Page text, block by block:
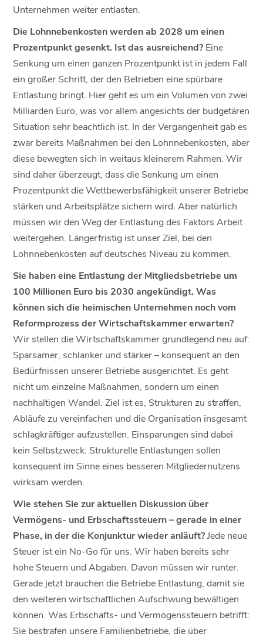
Unternehmen weiter entlasten.
Die Lohnnebenkosten werden ab 2028 um einen
Prozentpunkt gesenkt. Ist das ausreichend? Eine
Senkung um einen ganzen Prozentpunkt ist in jedem Fall
ein großer Schritt, der den Betrieben eine spürbare
Entlastung bringt. Hier geht es um ein Volumen von zwei
Milliarden Euro, was vor allem angesichts der budgetären
Situation sehr beachtlich ist. In der Vergangenheit gab es
zwar bereits Maßnahmen bei den Lohnnebenkosten, aber
diese bewegten sich in weitaus kleinerem Rahmen. Wir
sind daher überzeugt, dass die Senkung um einen
Prozentpunkt die Wettbewerbsfähigkeit unserer Betriebe
stärken und Arbeitsplätze sichern wird. Aber natürlich
müssen wir den Weg der Entlastung des Faktors Arbeit
weitergehen. Längerfristig ist unser Ziel, bei den
Lohnnebenkosten auf deutsches Niveau zu kommen.
Sie haben eine Entlastung der Mitgliedsbetriebe um
100 Millionen Euro bis 2030 angekündigt. Was
können sich die heimischen Unternehmen noch vom
Reformprozess der Wirtschaftskammer erwarten?
Wir stellen die Wirtschaftskammer grundlegend neu auf:
Sparsamer, schlanker und stärker – konsequent an den
Bedürfnissen unserer Betriebe ausgerichtet. Es geht
nicht um einzelne Maßnahmen, sondern um einen
nachhaltigen Wandel. Ziel ist es, Strukturen zu straffen,
Abläufe zu vereinfachen und die Organisation insgesamt
schlagkräftiger aufzustellen. Einsparungen sind dabei
kein Selbstzweck: Strukturelle Entlastungen sollen
konsequent im Sinne eines besseren Mitgliedernutzens
wirksam werden.
Wie stehen Sie zur aktuellen Diskussion über
Vermögens- und Erbschaftssteuern – gerade in einer
Phase, in der die Konjunktur wieder anläuft? Jede neue
Steuer ist ein No-Go für uns. Wir haben bereits sehr
hohe Steuern und Abgaben. Davon müssen wir runter.
Gerade jetzt brauchen die Betriebe Entlastung, damit sie
den weiteren wirtschaftlichen Aufschwung bewältigen
können. Was Erbschafts- und Vermögenssteuern betrifft:
Sie bestrafen unsere Familienbetriebe, die über